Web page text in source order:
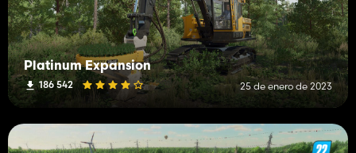
Platinum Expansion
186 542 25 de enero de 2023